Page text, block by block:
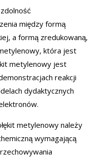
między formą
a formą zredukowaną,
która jest
metylenowy jest
reakcji
dydaktycznych
metylenowy należy
wymagającą